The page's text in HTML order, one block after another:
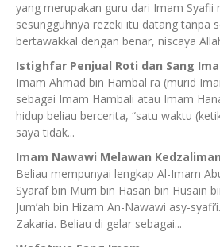
yang merupakan guru dari Imam Syafii
sesungguhnya rezeki itu datang tanpa
bertawakkal dengan benar, niscaya
Istighfar Penjual Roti dan Sang
Imam Ahmad bin Hambal ra (murid
sebagai Imam Hambali atau Imam
hidup beliau bercerita, “satu waktu
saya tidak...
Imam Nawawi Melawan
Beliau mempunyai lengkap Al-Imam
Syaraf bin Murri bin Hasan bin Husain
Jum’ah bin Hizam An-Nawawi asy-
Zakaria. Beliau di gelar sebagai...